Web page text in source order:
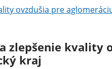
ovzdušia pre
zlepšenie kvality
kraj